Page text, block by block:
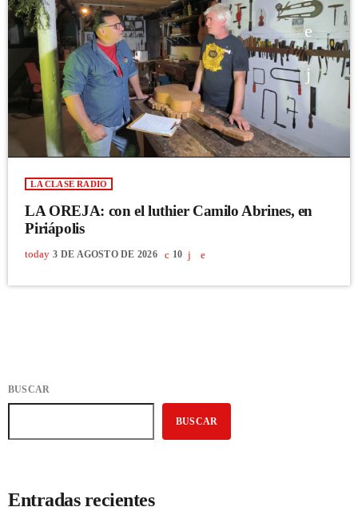
LA CLASE RADIO
LA OREJA: con el luthier Camilo Abrines, en
Piriápolis
today 3 DE AGOSTO DE 2026 10
BUSCAR
BUSCAR
Entradas recientes